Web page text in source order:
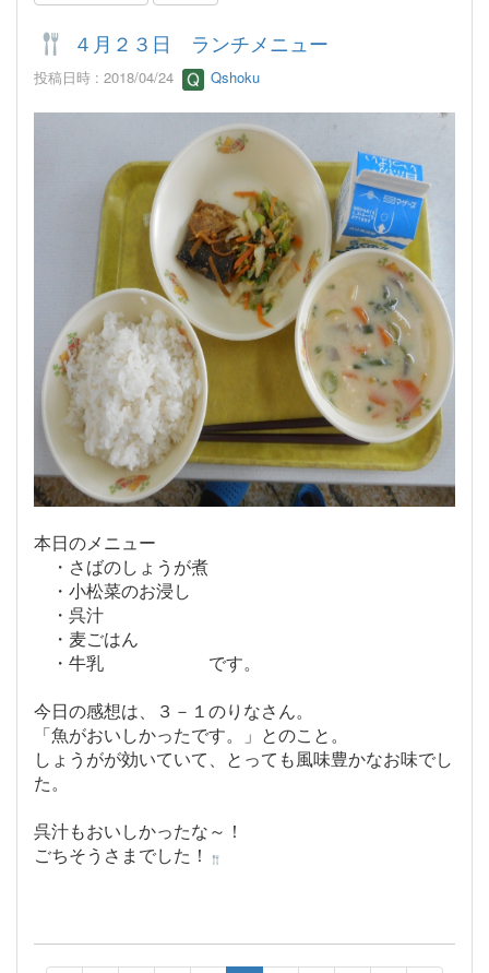
４月２３日 ランチメニュー
投稿日時 : 2018/04/24 Qshoku
本日のメニュー
・さばのしょうが煮
・小松菜のお浸し
・呉汁
・麦ごはん
・牛乳 です。
今日の感想は、３－１のりなさん。
「魚がおいしかったです。」とのこと。
しょうがが効いていて、とっても風味豊かなお味でし
た。
呉汁もおいしかったな～！
ごちそうさまでした！